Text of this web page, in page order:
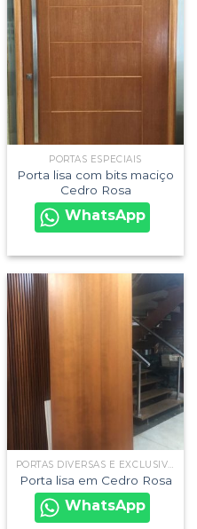
PORTAS ESPECIAIS
Porta lisa com bits maciço
Cedro Rosa
WhatsApp
PORTAS DIVERSAS E EXCLUSIVAS
Porta lisa em Cedro Rosa
WhatsApp